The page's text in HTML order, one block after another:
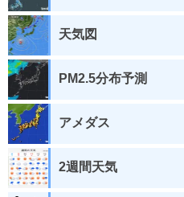
天気図
PM2.5分布予測
アメダス
2週間天気